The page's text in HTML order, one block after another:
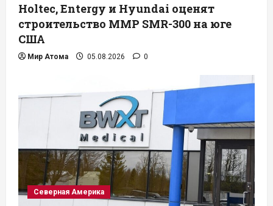
Holtec, Entergy и Hyundai оценят
строительство ММР SMR-300 на юге
США
Мир Атома 05.08.2026 0
Северная Америка